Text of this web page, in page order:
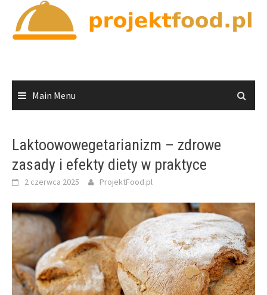
content
Main Menu
Laktoowowegetarianizm – zdrowe
zasady i efekty diety w praktyce
2 czerwca 2025 ProjektFood.pl